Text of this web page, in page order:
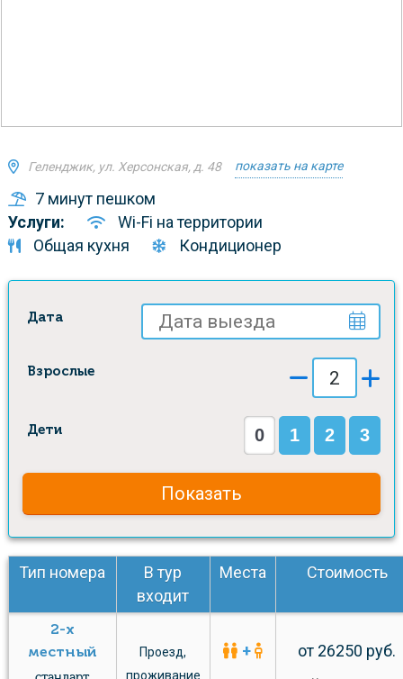
Геленджик, ул. Херсонская, д. 48 показать на карте
7 минут пешком
Услуги:
Wi-Fi на территории
Общая кухня
Кондиционер
Дата
Взрослые
Дети 0 1 2 3
Показать
Тип номера
В тур
входит
Места Стоимость
2-х
местный
Проезд,
проживание
+ от 26250 руб.